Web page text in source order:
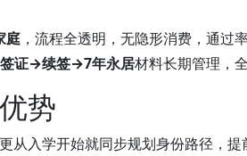
庭 ，流程全透明，无隐形消费，通过
证→续签→7年永居材料长期管理，
势
从入学开始就同步规划身份路径，提